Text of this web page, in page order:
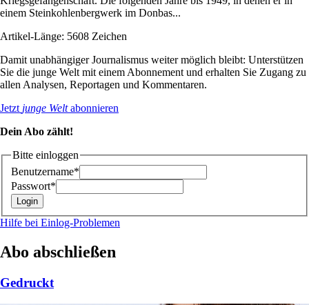
einem Steinkohlenbergwerk im Donbas...
Artikel-Länge: 5608 Zeichen
Damit unabhängiger Journalismus weiter möglich bleibt: Unterstützen
Sie die junge Welt mit einem Abonnement und erhalten Sie Zugang zu
allen Analysen, Reportagen und Kommentaren.
Jetzt junge Weltabonnieren
Dein Abo zählt!
Bitte einloggen
Benutzername*
Passwort*
Hilfe bei Einlog-Problemen
Abo abschließen
Gedruckt